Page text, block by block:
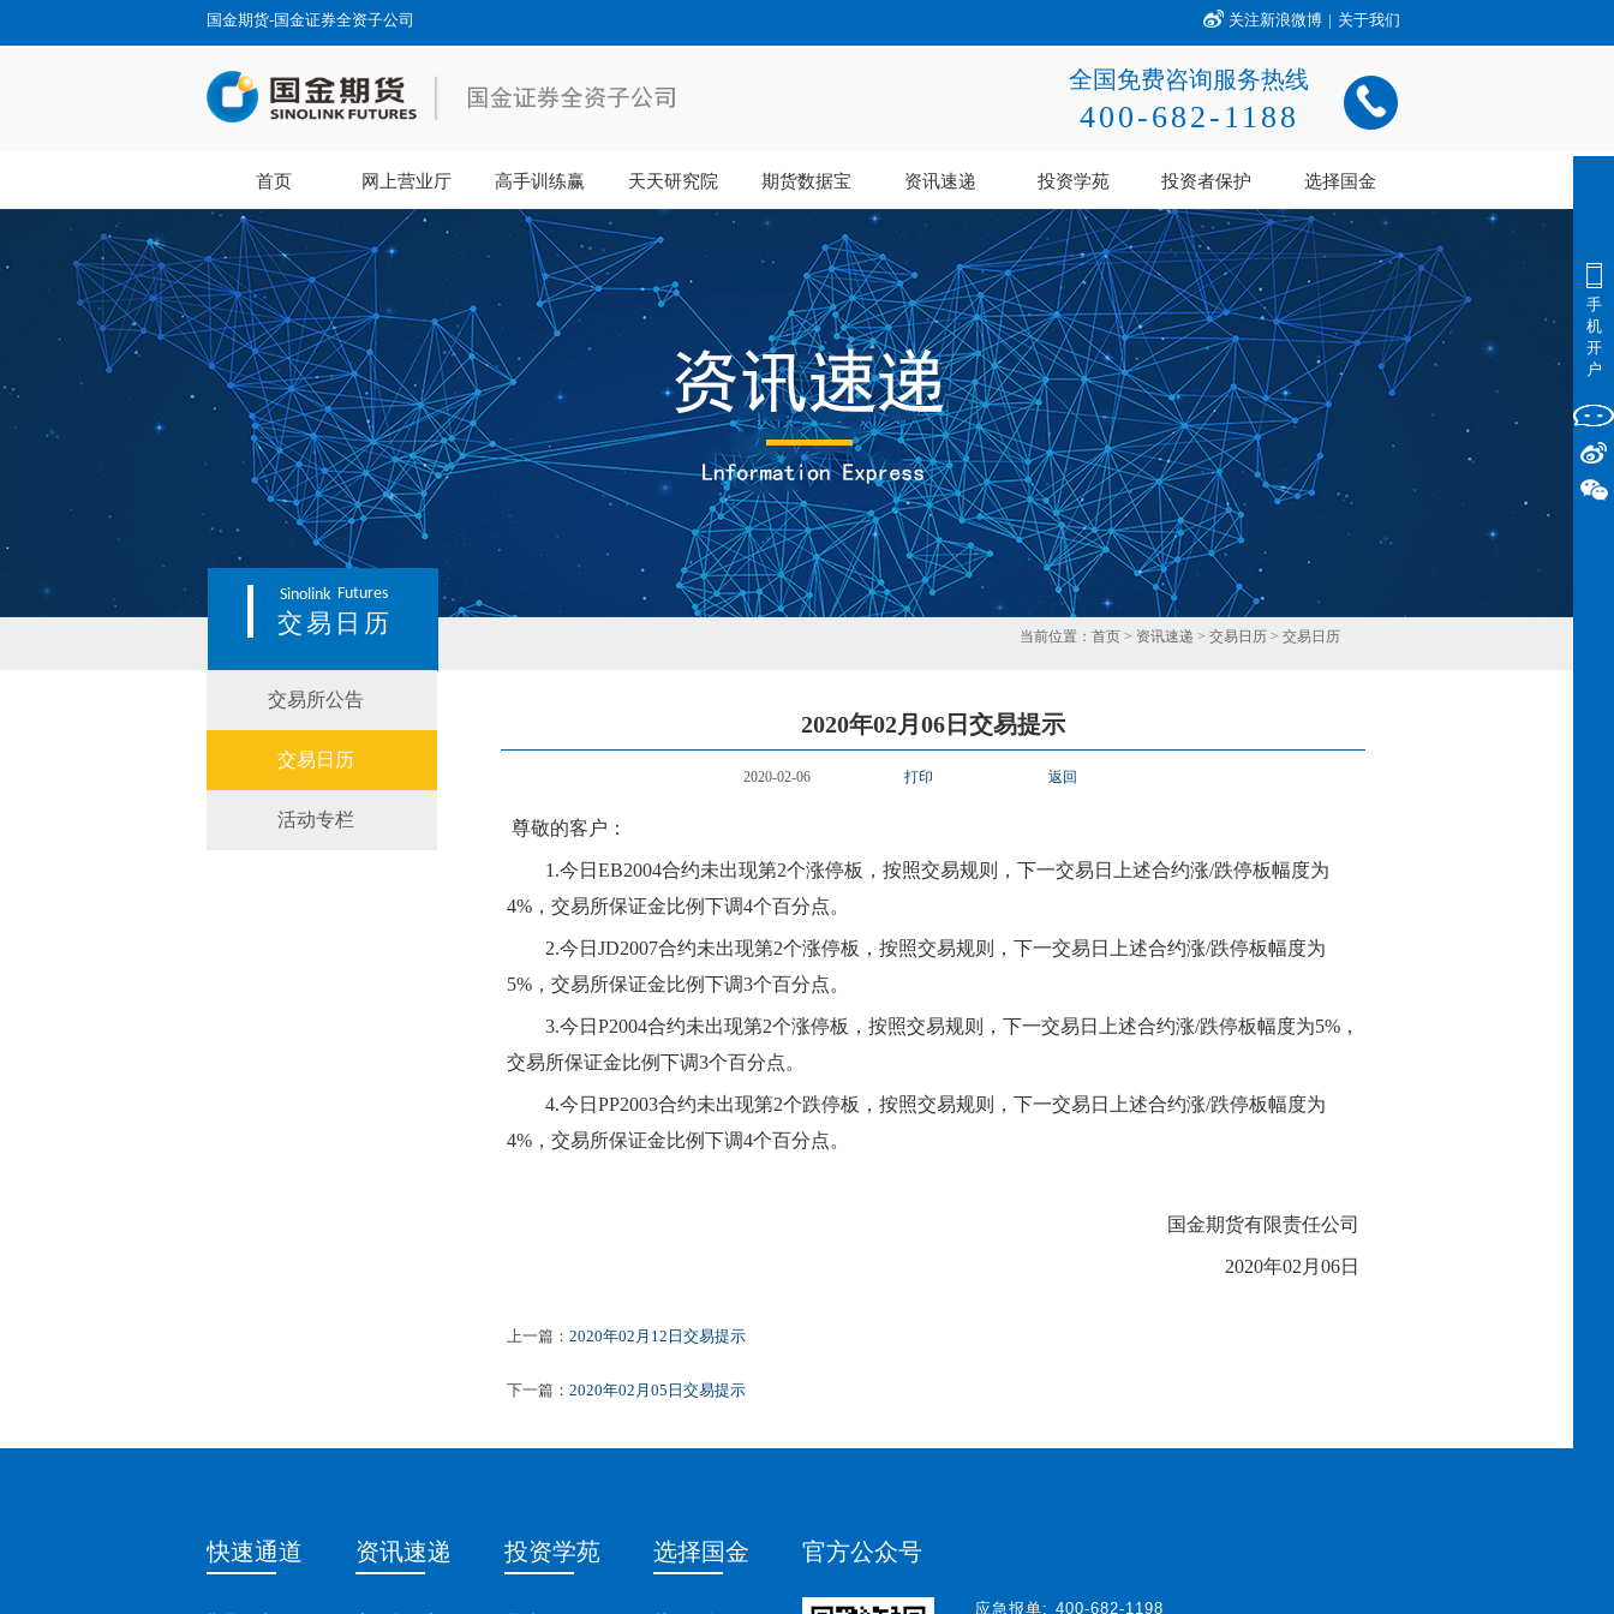
国金期货-国金证券全资子公司 关注新浪微博 | 关于我们
全国免费咨询服务热线
400-682-1188
首页 网上营业厅 高手训练赢 天天研究院 期货数据宝 资讯速递 投资学苑 投资者保护 选择国金
Sinolink Futures
交易日历 当前位置： 首页 > 资讯速递 > 交易日历 > 交易日历
交易所公告
交易日历
活动专栏
2020年02月06日交易提示
2020-02-06 打印 返回
尊敬的客户：
1.今日EB2004合约未出现第2个涨停板，按照交易规则，下一交易日上述合约涨/跌停板幅度为
4%，交易所保证金比例下调4个百分点。
2.今日JD2007合约未出现第2个涨停板，按照交易规则，下一交易日上述合约涨/跌停板幅度为
5%，交易所保证金比例下调3个百分点。
3.今日P2004合约未出现第2个涨停板，按照交易规则，下一交易日上述合约涨/跌停板幅度为5%，
交易所保证金比例下调3个百分点。
4.今日PP2003合约未出现第2个跌停板，按照交易规则，下一交易日上述合约涨/跌停板幅度为
4%，交易所保证金比例下调4个百分点。
国金期货有限责任公司
2020年02月06日
上一篇： 2020年02月12日交易提示
下一篇： 2020年02月05日交易提示
快速通道 资讯速递 投资学苑 选择国金 官方公众号
应急报单: 400-682-1198
手
机
开
户